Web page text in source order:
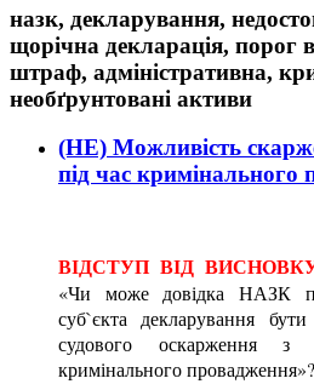
назк, декларування,
щорічна декларація, порог
штраф, адміністративна,
необґрунтовані активи
(НЕ) Можливість
під час кримінального
ВІДСТУП ВІД
«Чи може довідка НАЗК
суб`єкта декларування
судового оскарження з
кримінального провадження»?